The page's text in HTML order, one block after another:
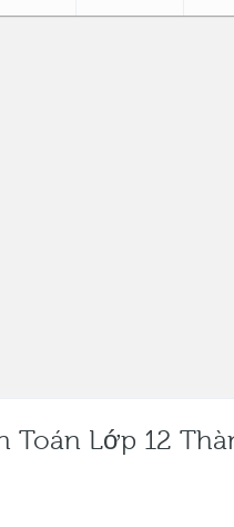
Toán Lớp 12